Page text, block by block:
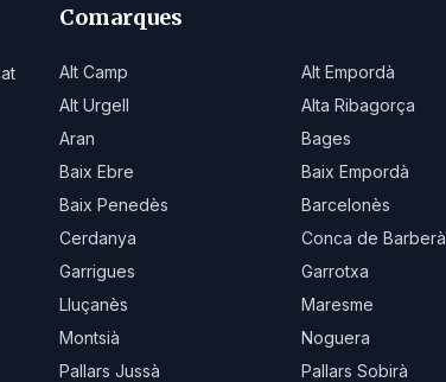
Comarques
Alt Camp Alt Empordà
Alt Urgell
Alta Ribagorça
Aran
Bages
Baix Ebre
Baix Empordà
Baix Penedès
Barcelonès
Cerdanya
Conca de Barberà
Garrigues
Garrotxa
Lluçanès
Maresme
Montsià
Noguera
Pallars Jussà
Pallars Sobirà